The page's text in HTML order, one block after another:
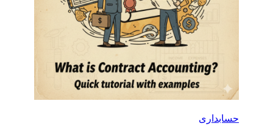
حسابداری